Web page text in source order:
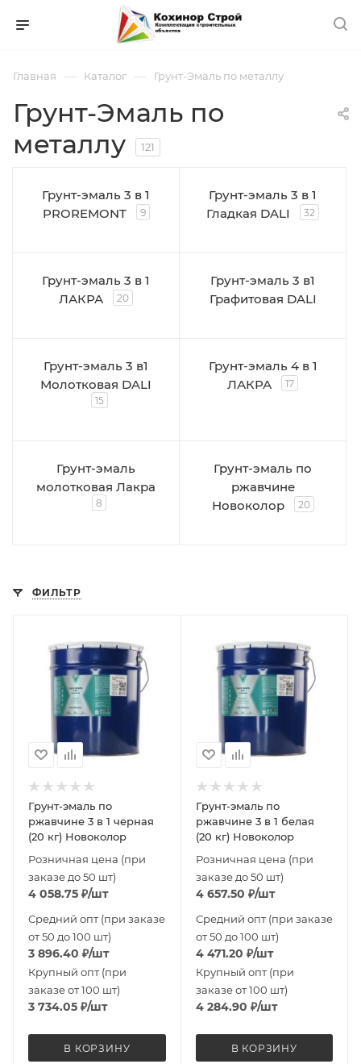
Главная — Каталог — Грунт-Эмаль по металлу
Грунт-Эмаль по
металлу
121
Грунт-эмаль 3 в 1
PROREMONT
9
Грунт-эмаль 3 в 1
Гладкая DALI
32
Грунт-эмаль 3 в 1
ЛАКРА
20
Грунт-эмаль 3 в1
Графитовая DALI
Грунт-эмаль 3 в1
Молотковая DALI
15
Грунт-эмаль 4 в 1
ЛАКРА
17
Грунт-эмаль
молотковая Лакра
8
Грунт-эмаль по
ржавчине
Новоколор
20
ФИЛЬТР
Грунт-эмаль по
ржавчине 3 в 1 черная
(20 кг) Новоколор
Розничная цена (при
заказе до 50 шт)
4 058.75 ₽/шт
Средний опт (при заказе
от 50 до 100 шт)
3 896.40 ₽/шт
Крупный опт (при
заказе от 100 шт)
3 734.05 ₽/шт
В КОРЗИНУ
Грунт-эмаль по
ржавчине 3 в 1 белая
(20 кг) Новоколор
Розничная цена (при
заказе до 50 шт)
4 657.50 ₽/шт
Средний опт (при заказе
от 50 до 100 шт)
4 471.20 ₽/шт
Крупный опт (при
заказе от 100 шт)
4 284.90 ₽/шт
В КОРЗИНУ